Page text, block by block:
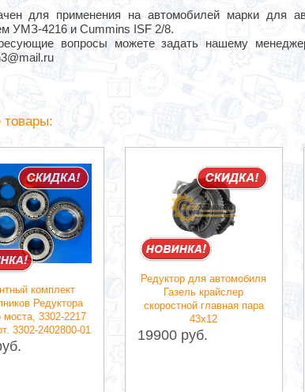
для применения на автомобилей марки для
УМЗ-4216 и Cummins ISF 2/8.
вопросы можете задать нашему
комплект
Редуктора
моста, 3302-2217
3302-2402800-01
Редуктор для автомобиля
Газель крайслер
скоростной главная пара
43х12
19900 руб.